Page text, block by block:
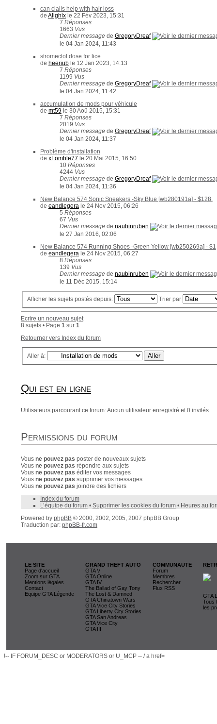
can cialis help with hair loss
de Alighixle 22 Fév 2023, 15:31
7 Réponses
1663 Vus
Dernier message de GregoryDreaf
le 04 Jan 2024, 11:43
stromectol dose for lice
de heeriuble 12 Jan 2023, 14:13
7 Réponses
1199 Vus
Dernier message de GregoryDreaf
le 04 Jan 2024, 11:42
accumulation de mods pour véhicule
de mt59le 30 Aoû 2015, 15:31
7 Réponses
2019 Vus
Dernier message de GregoryDreaf
le 04 Jan 2024, 11:37
Problème d'installation
de xLomble77 le 20 Mai 2015, 16:50
10 Réponses
4244 Vus
Dernier message de GregoryDreaf
le 04 Jan 2024, 11:36
New Balance 574 Sonic Sneakers -Sky Blue [wb280191a] - $128.
de eandlegera le 24 Nov 2015, 06:26
5 Réponses
67 Vus
Dernier message de naubinruben
le 27 Jan 2016, 02:06
New Balance 574 Running Shoes -Green Yellow [wb250269a] - $1
de eandlegera le 24 Nov 2015, 06:27
8 Réponses
139 Vus
Dernier message de naubinruben
le 11 Déc 2015, 15:14
Afficher les sujets postés depuis: Trier par
Ecrire un nouveau sujet
8 sujets • Page 1sur 1
Retourner vers Index du forum
Aller à:
Qui est en ligne
Utilisateurs parcourant ce forum: Aucun utilisateur enregistré et 0 invités
Permissions du forum
Vous ne pouvez pas poster de nouveaux sujets
Vous ne pouvez pas répondre aux sujets
Vous ne pouvez pas éditer vos messages
Vous ne pouvez pas supprimer vos messages
Vous ne pouvez pas joindre des fichiers
Index du forum
L’équipe du forum• Supprimer les cookies du forum• Heures au
Powered by phpBB© 2000, 2002, 2005, 2007 phpBB Group
Traduction par: phpBB-fr.com
LE SITE
Page d'accueil
Zoom sur GTA
Mentions légales
Contact
Equipe GTA Légende
GRAND THEFT AUTO
GTA V
GTA Online
GTA IV
The Ballad of Gay Tony
The Lost & Damned
GTA Chinatown Wars
GTA Vice City Stories
GTA Liberty City Stories
GTA San Andreas
GTA Vice City
GTA III
COMMUNAUTE
Forum
Membres
Rechercher
Flux RSS
GTA
Tous
les
!-- IF FORUM_DESC or MODERATORS or U_MCP -- / a href=